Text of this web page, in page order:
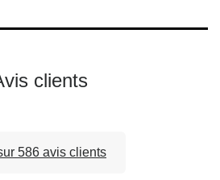
clients
586 avis clients